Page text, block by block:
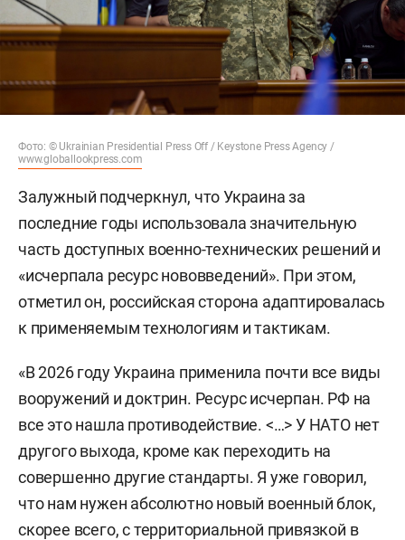
Фото: © Ukrainian Presidential Press Off / Keystone Press Agency /
www.globallookpress.com
Залужный подчеркнул, что Украина за
последние годы использовала значительную
часть доступных военно-технических решений и
«исчерпала ресурс нововведений». При этом,
отметил он, российская сторона адаптировалась
к применяемым технологиям и тактикам.
«В 2026 году Украина применила почти все виды
вооружений и доктрин. Ресурс исчерпан. РФ на
все это нашла противодействие. <…> У НАТО нет
другого выхода, кроме как переходить на
совершенно другие стандарты. Я уже говорил,
что нам нужен абсолютно новый военный блок,
скорее всего, с территориальной привязкой в